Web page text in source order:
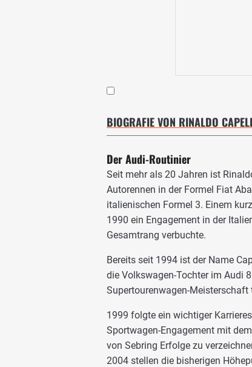
BIOGRAFIE VON RINALDO
Der Audi-Routinier
Seit mehr als 20 Jahren ist
Autorennen in der Formel Fiat
italienischen Formel 3. Einem
1990 ein Engagement in der
Gesamtrang verbuchte.
Bereits seit 1994 ist der Name
die Volkswagen-Tochter im Audi
Supertourenwagen-
1999 folgte ein wichtiger
Sportwagen-Engagement mit
von Sebring Erfolge zu
2004 stellen die bisherigen